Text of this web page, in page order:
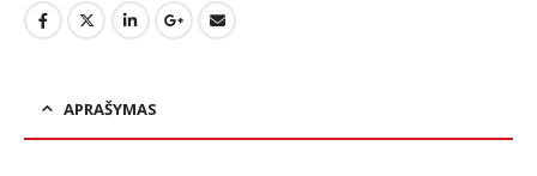
APRAŠYMAS